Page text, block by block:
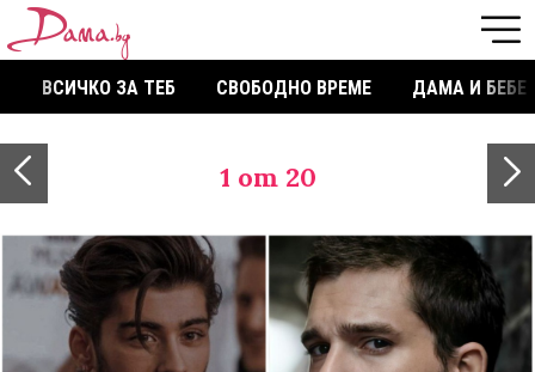
ВСИЧКО ЗА ТЕБ СВОБОДНО ВРЕМЕ ДАМА И БЕБЕ
1 от 20